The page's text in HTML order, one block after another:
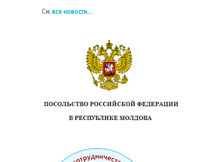
См.все новости...